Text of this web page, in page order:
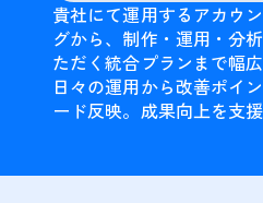
貴社にて運用するアカウ
グから、制作・運用・分
ただく統合プランまで幅
日々の運用から改善ポイ
ード反映。成果向上を支